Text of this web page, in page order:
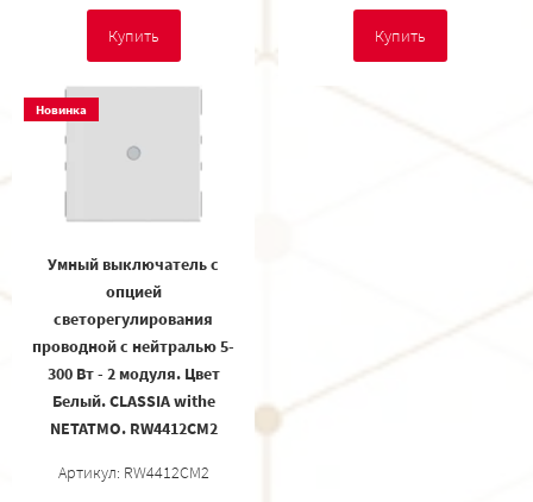
Купить Купить
Новинка
Умный выключатель с
опцией
светорегулирования
проводной с нейтралью 5-
300 Вт - 2 модуля. Цвет
Белый. CLASSIA withe
NETATMO. RW4412CM2
Артикул: RW4412CM2